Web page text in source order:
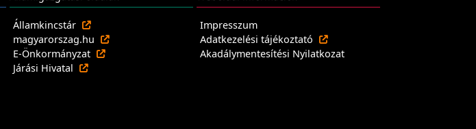
Államkincstár
magyarorszag.hu
E-Önkormányzat
Járási Hivatal
Impresszum
Adatkezelési tájékoztató
Akadálymentesítési Nyilatkozat